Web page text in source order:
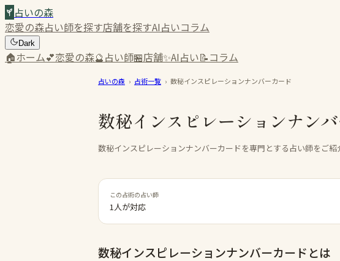
占いの森
恋愛の森占い師を探す店舗を探すAI占いコラム
Dark
🏠ホーム💕恋愛の森🔮占い師🏪店舗✨AI占い📝コラム
占いの森 › 占術一覧 › 数秘インスピレーションナンバーカード
数秘インスピレーションナン
数秘インスピレーションナンバーカードを専門とする占い師をご紹
この占術の占い師
1人が対応
数秘インスピレーションナンバーカード とは